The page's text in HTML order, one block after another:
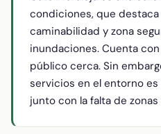
condiciones, que
caminabilidad y zona
inundaciones. Cuenta
público cerca. Sin
servicios en el entorno
junto con la falta de